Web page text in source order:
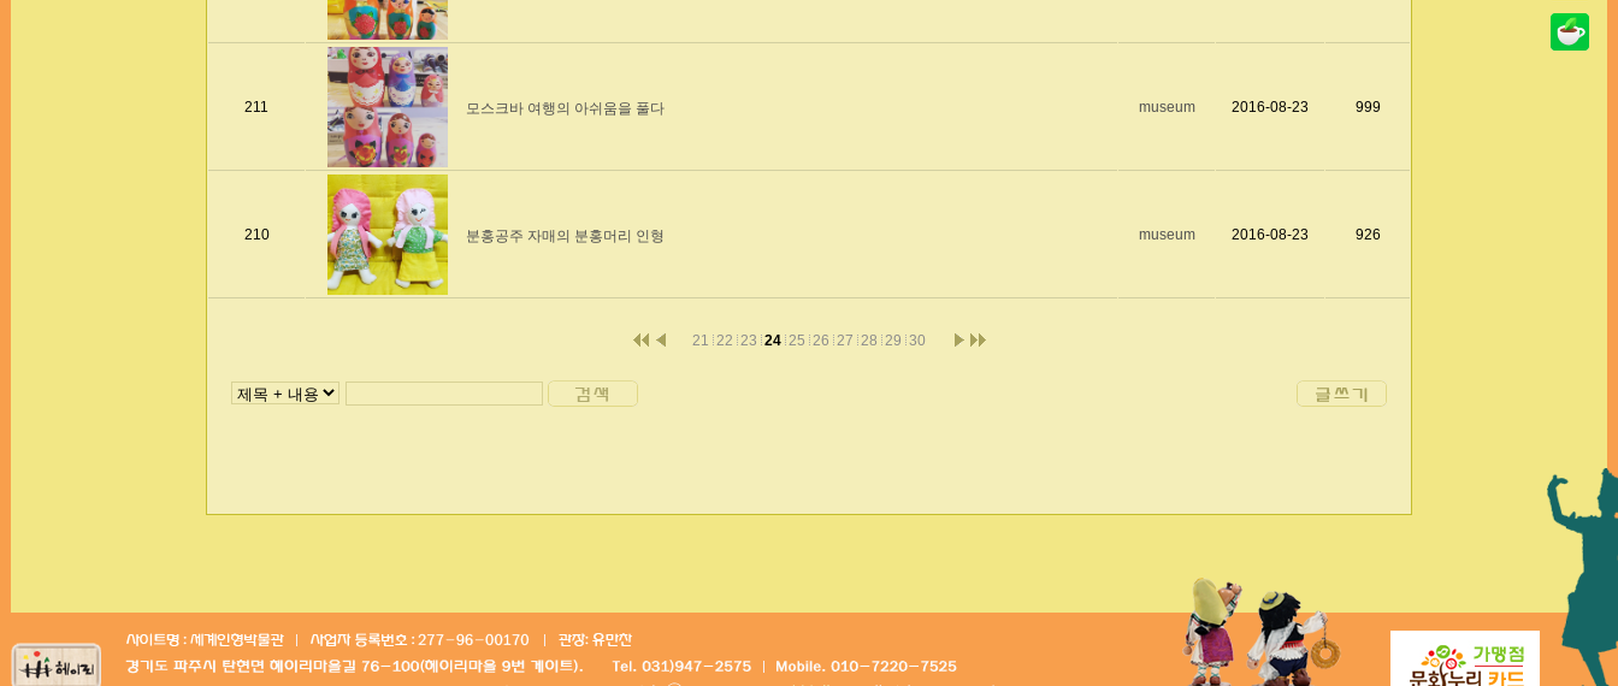
211 모스크바 여행의 아쉬움을 풀다 museum 2016-08-23 999
210 분홍공주 자매의 분홍머리 인형 museum 2016-08-23 926
21 22 23 24 25 26 27 28 29 30